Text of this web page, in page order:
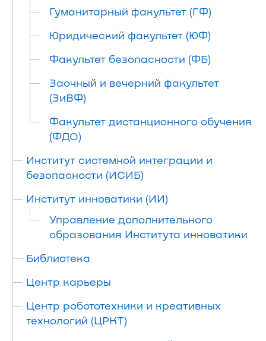
Гуманитарный факультет (ГФ)
Юридический факультет (ЮФ)
Факультет безопасности (ФБ)
Заочный и вечерний факультет
(ЗиВФ)
Факультет дистанционного обучения
(ФДО)
Институт системной интеграции и
безопасности (ИСИБ)
Институт инноватики (ИИ)
Управление дополнительного
образования Института инноватики
Библиотека
Центр карьеры
Центр робототехники и креативных
технологий (ЦРКТ)